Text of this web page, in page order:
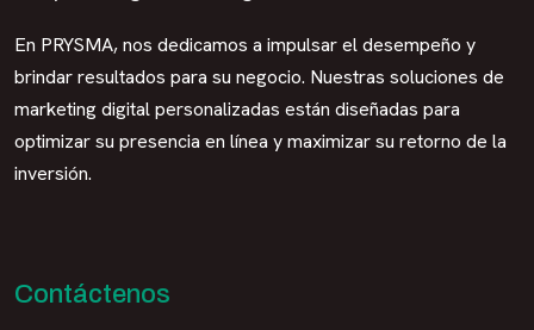
En PRYSMA, nos dedicamos a impulsar el desempeño y
brindar resultados para su negocio. Nuestras soluciones de
marketing digital personalizadas están diseñadas para
optimizar su presencia en línea y maximizar su retorno de la
inversión.
Contáctenos